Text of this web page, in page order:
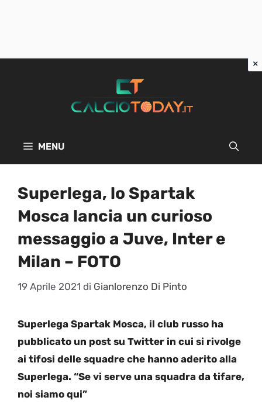
MENU
Superlega, lo Spartak
Mosca lancia un curioso
messaggio a Juve, Inter e
Milan – FOTO
19 Aprile 2021 di Gianlorenzo Di Pinto
Superlega Spartak Mosca, il club russo ha
pubblicato un post su Twitter in cui si rivolge
ai tifosi delle squadre che hanno aderito alla
Superlega. “Se vi serve una squadra da tifare,
noi siamo qui”